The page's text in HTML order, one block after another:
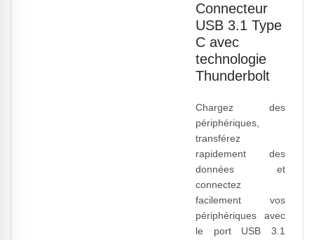
Connecteur
USB 3.1 Type
C avec
technologie
Thunderbolt
Chargez des
périphériques,
transférez
rapidement des
données et
connectez
facilement vos
périphériques avec
le port USB 3.1